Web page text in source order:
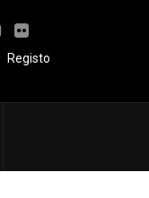
Registo